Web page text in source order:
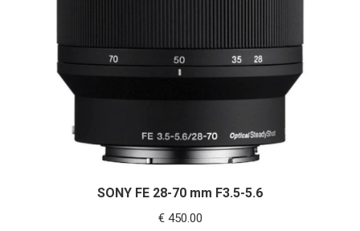
SONY FE 28-70 mm F3.5-5.6
€450.00